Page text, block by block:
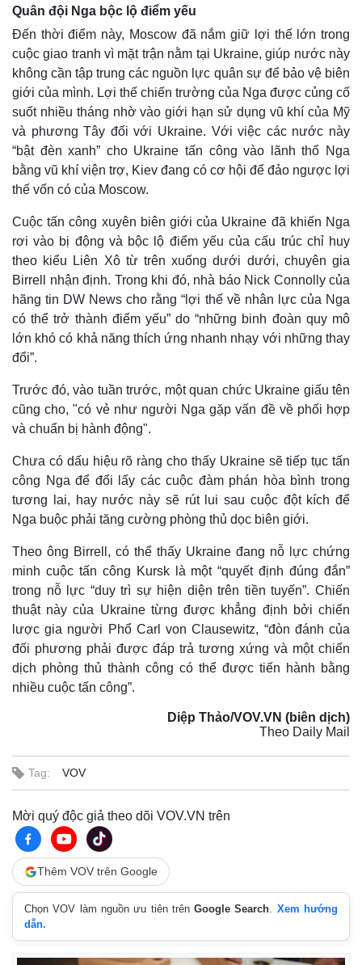
Kinh tế
Bất động sản
Khởi nghiệp
Thị trường
Tiêu dùng
Tỷ giá
Chứng khoán
Giá cà phê
Quân đội Nga bộc lộ điểm yếu
Đến thời điểm này, Moscow đã nắm giữ lợi thế lớn trong
cuộc giao tranh vì mặt trận nằm tại Ukraine, giúp nước này
không cần tập trung các nguồn lực quân sự để bảo vệ biên
giới của mình. Lợi thế chiến trường của Nga được củng cố
suốt nhiều tháng nhờ vào giới hạn sử dụng vũ khí của Mỹ
và phương Tây đối với Ukraine. Với việc các nước này
“bật đèn xanh” cho Ukraine tấn công vào lãnh thổ Nga
bằng vũ khí viện trợ, Kiev đang có cơ hội để đảo ngược lợi
thế vốn có của Moscow.
Cuộc tấn công xuyên biên giới của Ukraine đã khiến Nga
rơi vào bị động và bộc lộ điểm yếu của cấu trúc chỉ huy
theo kiểu Liên Xô từ trên xuống dưới dưới, chuyên gia
Birrell nhận định. Trong khi đó, nhà báo Nick Connolly của
hãng tin DW News cho rằng “lợi thế về nhân lực của Nga
có thể trở thành điểm yếu” do “những binh đoàn quy mô
lớn khó có khả năng thích ứng nhanh nhạy với những thay
đổi”.
Trước đó, vào tuần trước, một quan chức Ukraine giấu tên
cũng cho, "có vẻ như người Nga gặp vấn đề về phối hợp
và chuẩn bị hành động".
Chưa có dấu hiệu rõ ràng cho thấy Ukraine sẽ tiếp tục tấn
công Nga để đổi lấy các cuộc đàm phán hòa bình trong
tương lai, hay nước này sẽ rút lui sau cuộc đột kích để
Nga buộc phải tăng cường phòng thủ dọc biên giới.
Theo ông Birrell, có thể thấy Ukraine đang nỗ lực chứng
minh cuộc tấn công Kursk là một “quyết định đúng đắn”
trong nỗ lực “duy trì sự hiện diện trên tiền tuyến”. Chiến
thuật này của Ukraine từng được khẳng định bởi chiến
lược gia người Phổ Carl von Clausewitz, “đòn đánh của
đối phương phải được đáp trả tương xứng và một chiến
dịch phòng thủ thành công có thể được tiến hành bằng
nhiều cuộc tấn công”.
Diệp Thảo/VOV.VN (biên dịch)
Theo Daily Mail
Tag: VOV
Mời quý độc giả theo dõi VOV.VN trên
Thêm VOV trên Google
Chọn VOV làm nguồn ưu tiên trênGoogle Search. Xem hướng
dẫn.